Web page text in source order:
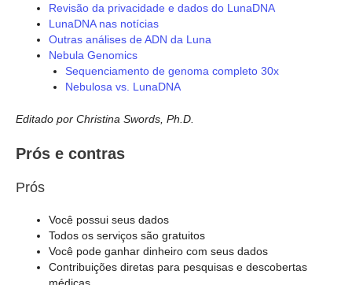
Revisão da privacidade e dados do LunaDNA
LunaDNA nas notícias
Outras análises de ADN da Luna
Nebula Genomics
Sequenciamento de genoma completo 30x
Nebulosa vs. LunaDNA
Editado por Christina Swords, Ph.D.
Prós e contras
Prós
Você possui seus dados
Todos os serviços são gratuitos
Você pode ganhar dinheiro com seus dados
Contribuições diretas para pesquisas e descobertas